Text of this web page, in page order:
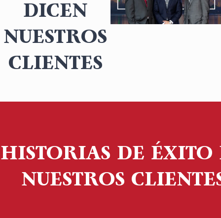
DICEN
NUESTROS
CLIENTES
HISTORIAS DE ÉXITO
NUESTROS